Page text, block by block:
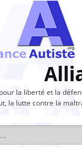
la liberté et la
la lutte contre la